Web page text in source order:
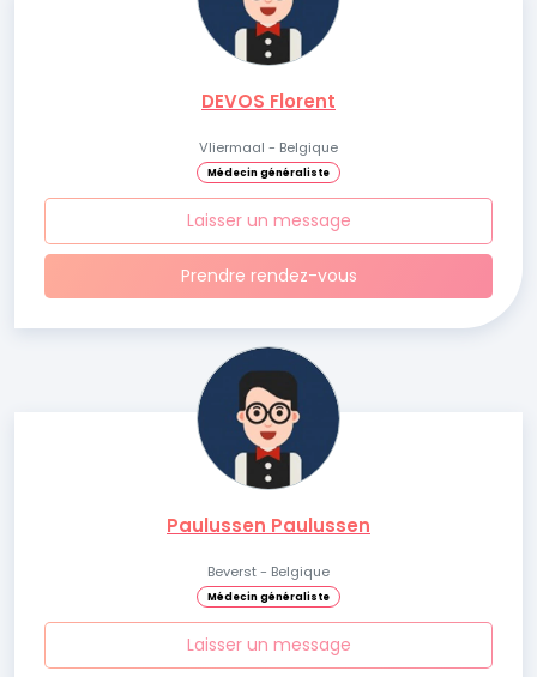
DEVOS Florent
Vliermaal - Belgique
Médecin généraliste
Laisser un message
Prendre rendez-vous
Paulussen Paulussen
Beverst - Belgique
Médecin généraliste
Laisser un message